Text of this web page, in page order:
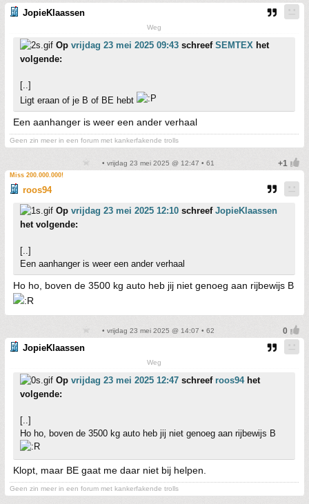
JopieKlaassen
Weg
Op vrijdag 23 mei 2025 09:43 schreef SEMTEX het
volgende:
[..]
Ligt eraan of je B of BE hebt
Een aanhanger is weer een ander verhaal
Geen zin meer in een forum met kankerfakende trolls
• vrijdag 23 mei 2025 @ 12:47 • 61
Miss 200.000.000!
roos94
Op vrijdag 23 mei 2025 12:10 schreef JopieKlaassen
het volgende:
[..]
Een aanhanger is weer een ander verhaal
Ho ho, boven de 3500 kg auto heb jij niet genoeg aan rijbewijs B
• vrijdag 23 mei 2025 @ 14:07 • 62
JopieKlaassen
Weg
Op vrijdag 23 mei 2025 12:47 schreef roos94het
volgende:
[..]
Ho ho, boven de 3500 kg auto heb jij niet genoeg aan rijbewijs B
Klopt, maar BE gaat me daar niet bij helpen.
Geen zin meer in een forum met kankerfakende trolls